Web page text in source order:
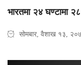
भारतमा २४ घण्टामा
सोमबार, वैशाख १३,